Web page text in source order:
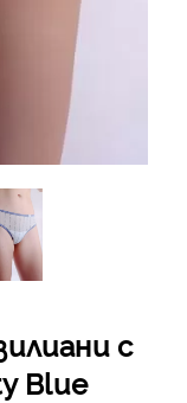
с
Blue